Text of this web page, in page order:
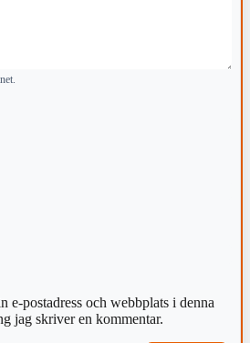
e-postadress och webbplats i denna
jag skriver en kommentar.